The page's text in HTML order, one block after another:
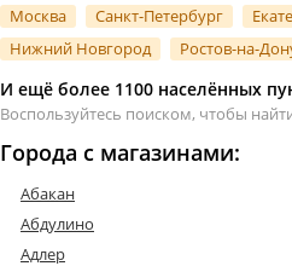
Москва Санкт-Петербург
Нижний Новгород
Ростов-на-
И ещё более 1100 населённых
Воспользуйтесь поиском, чтобы
Города с магазинами:
Абакан
Абдулино
Адлер